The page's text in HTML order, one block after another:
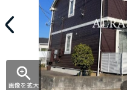
画像を拡大